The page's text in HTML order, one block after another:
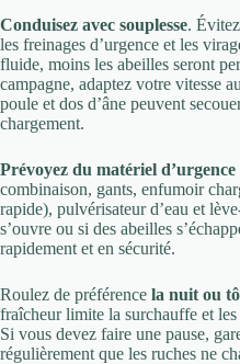
Conduisez avec souplesse.
les freinages d’urgence et les
fluide, moins les abeilles seront
campagne, adaptez votre vitesse
poule et dos d’âne peuvent
chargement.
Prévoyez du matériel d’urgence
combinaison, gants, enfumoir
rapide), pulvérisateur d’eau et
s’ouvre ou si des abeilles
rapidement et en sécurité.
Roulez de préférence la nuit ou
fraîcheur limite la surchauffe et
Si vous devez faire une pause,
régulièrement que les ruches ne